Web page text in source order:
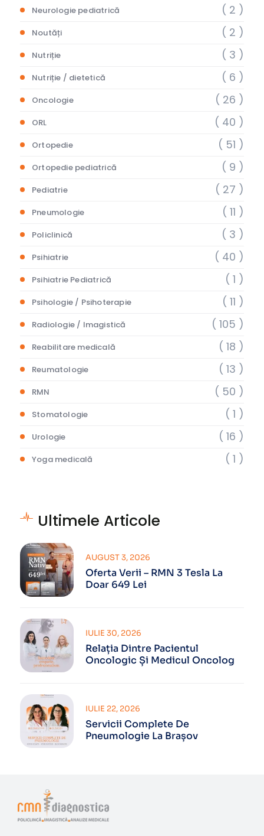
Neurologie pediatrică ( 2 )
Noutăți ( 2 )
Nutriție ( 3 )
Nutriție / dietetică ( 6 )
Oncologie ( 26 )
ORL ( 40 )
Ortopedie ( 51 )
Ortopedie pediatrică ( 9 )
Pediatrie ( 27 )
Pneumologie ( 11 )
Policlinică ( 3 )
Psihiatrie ( 40 )
Psihiatrie Pediatrică ( 1 )
Psihologie / Psihoterapie ( 11 )
Radiologie / Imagistică ( 105 )
Reabilitare medicală ( 18 )
Reumatologie ( 13 )
RMN ( 50 )
Stomatologie ( 1 )
Urologie ( 16 )
Yoga medicală ( 1 )
Ultimele Articole
Oferta Verii – RMN 3 Tesla La
Doar 649 Lei
AUGUST 3, 2026
Relația Dintre Pacientul
Oncologic Și Medicul Oncolog
IULIE 30, 2026
Servicii Complete De
Pneumologie La Brașov
IULIE 22, 2026